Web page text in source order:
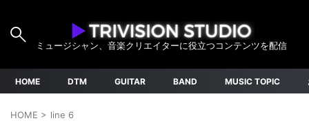
ミュージシャン、音楽クリエイターに役立つコンテンツを配信
HOME DTM GUITAR BAND MUSIC TOPIC
HOME > line 6